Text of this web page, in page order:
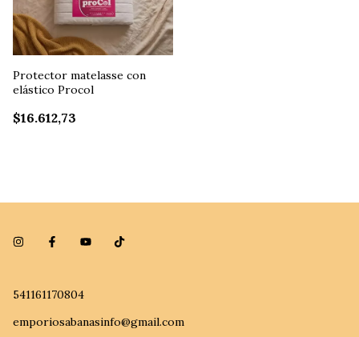
Protector matelasse con
elástico Procol
$16.612,73
541161170804
emporiosabanasinfo@gmail.com